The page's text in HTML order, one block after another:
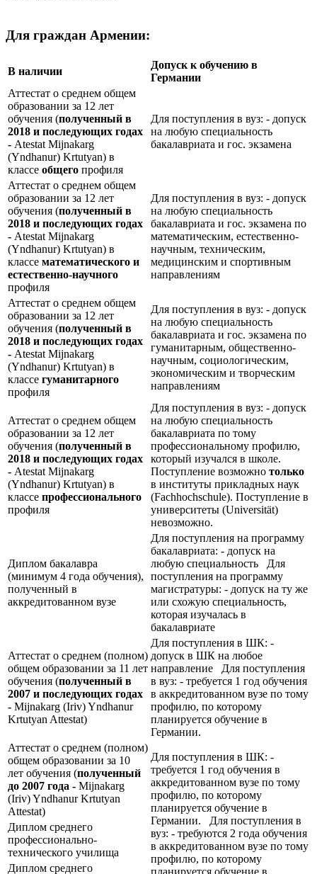
Для граждан Армении:
В наличии
Допуск к обучению в
Германии
Аттестат о среднем общем
образовании за 12 лет
обучения (полученный в
2018 и последующих годах
- Atestat Mijnakarg
(Yndhanur) Krtutyan) в
классе общего профиля
Для поступления в вуз: - допуск
на любую специальность
бакалавриата и гос. экзамена
Аттестат о среднем общем
образовании за 12 лет
обучения (полученный в
2018 и последующих годах
- Atestat Mijnakarg
(Yndhanur) Krtutyan) в
классе математического и
естественно-научного
профиля
Для поступления в вуз: - допуск
на любую специальность
бакалавриата и гос. экзамена по
математическим, естественно-
научным, техническим,
медицинским и спортивным
направлениям
Аттестат о среднем общем
образовании за 12 лет
обучения (полученный в
2018 и последующих годах
- Atestat Mijnakarg
(Yndhanur) Krtutyan) в
классе гуманитарного
профиля
Для поступления в вуз: - допуск
на любую специальность
бакалавриата и гос. экзамена по
гуманитарным, общественно-
научным, социологическим,
экономическим и творческим
направлениям
Аттестат о среднем общем
образовании за 12 лет
обучения (полученный в
2018 и последующих годах
- Atestat Mijnakarg
(Yndhanur) Krtutyan) в
классе профессионального
профиля
Для поступления в вуз: - допуск
на любую специальность
бакалавриата по тому
профессиональному профилю,
который изучался в школе.
Поступление возможно только
в институты прикладных наук
(Fachhochschule). Поступление в
университеты (Universität)
невозможно.
Диплом бакалавра
(минимум 4 года обучения),
полученный в
аккредитованном вузе
Для поступления на программу
бакалавриата: - допуск на
любую специальность Для
поступления на программу
магистратуры: - допуск на ту же
или схожую специальность,
которая изучалась в
бакалавриате
Аттестат о среднем (полном)
общем образовании за 11 лет
обучения (полученный в
2007 и последующих годах
- Mijnakarg (Iriv) Yndhanur
Krtutyan Attestat)
Для поступления в ШК: -
допуск в ШК на любое
направление Для поступления
в вуз: - требуется 1 год обучения
в аккредитованном вузе по тому
профилю, по которому
планируется обучение в
Германии.
Аттестат о среднем (полном)
общем образовании за 10
лет обучения (полученный
до 2007 года - Mijnakarg
(Iriv) Yndhanur Krtutyan
Attestat)
Для поступления в ШК: -
требуется 1 год обучения в
аккредитованном вузе по тому
профилю, по которому
планируется обучение в
Германии. Для поступления в
вуз: - требуются 2 года обучения
в аккредитованном вузе по тому
профилю, по которому
Диплом среднего
профессионально-
технического училища
Диплом среднего